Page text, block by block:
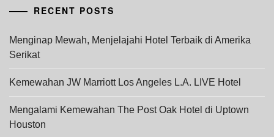
RECENT POSTS
Menginap Mewah, Menjelajahi Hotel Terbaik di Amerika
Serikat
Kemewahan JW Marriott Los Angeles L.A. LIVE Hotel
Mengalami Kemewahan The Post Oak Hotel di Uptown
Houston